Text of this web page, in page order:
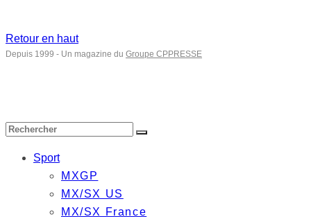
Retour en haut
Depuis 1999 - Un magazine du Groupe CPPRESSE
Sport
MXGP
MX/SX US
MX/SX France